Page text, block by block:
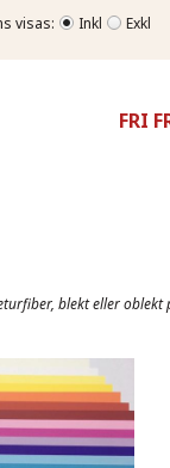
visas: Inkl Exkl
FRI
blekt eller oblekt